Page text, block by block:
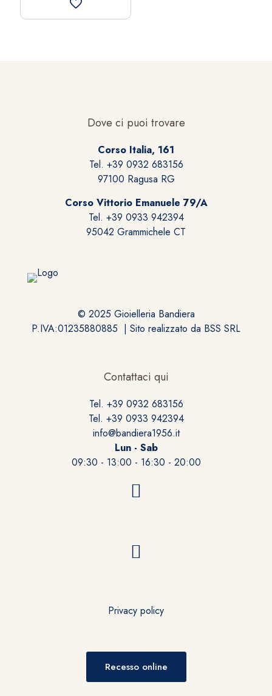
Dove ci puoi trovare
Corso Italia, 161
Tel. +39 0932 683156
97100 Ragusa RG
Corso Vittorio Emanuele 79/A
Tel. +39 0933 942394
95042 Grammichele CT
© 2025 Gioielleria Bandiera
P.IVA:01235880885 | Sito realizzato da BSS SRL
Contattaci qui
Tel. +39 0932 683156
Tel. +39 0933 942394
info@bandiera1956.it
Lun - Sab
09:30 - 13:00 - 16:30 - 20:00
Privacy policy
Recesso online